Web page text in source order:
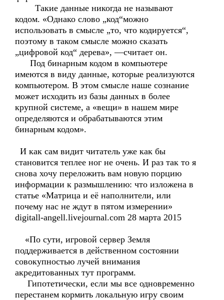
Такие данные никогда не называют
кодом. «Однако слово „код“можно
использовать в смысле „то, что кодируется“,
поэтому в таком смысле можно сказать
„цифровой код“ дерева», —считает он.
Под бинарным кодом в компьютере
имеются в виду данные, которые реализуются
компьютером. В этом смысле наше сознание
может исходить из базы данных в более
крупной системе, а «вещи» в нашем мире
определяются и обрабатываются этим
бинарным кодом».
И как сам видит читатель уже как бы
становится теплее ног не очень. И раз так то я
снова хочу переложить вам новую порцию
информации к размышлению: что изложена в
статье «Матрица и её наполнители, или
почему нас не ждут в пятом измерении»
digitall-angell.livejournal.com 28 марта 2015
«По сути, игровой сервер Земля
поддерживается в действенном состоянии
совокупностью лучей внимания
акредитованных тут программ.
Гипотетически, если мы все одновременно
перестанем кормить локальную игру своим